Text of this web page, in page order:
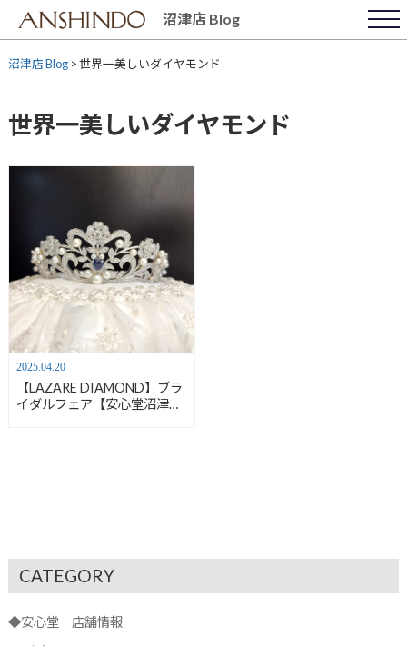
content
沼津店 Blog
沼津店 Blog>世界一美しいダイヤモンド
世界一美しいダイヤモンド
2025.04.20
【LAZARE DIAMOND】ブラ
イダルフェア【安心堂沼津
CATEGORY
◆安心堂 店舗情報